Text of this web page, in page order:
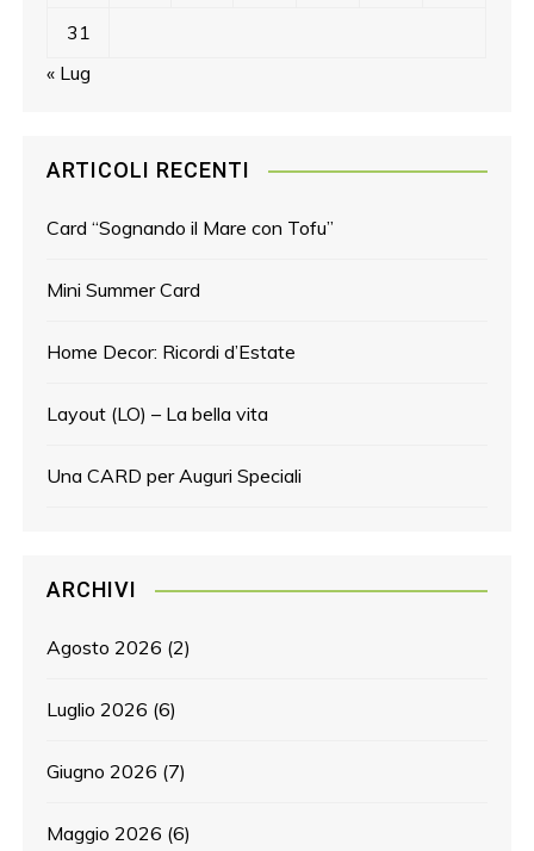
31
« Lug
ARTICOLI RECENTI
Card “Sognando il Mare con Tofu”
Mini Summer Card
Home Decor: Ricordi d’Estate
Layout (LO) – La bella vita
Una CARD per Auguri Speciali
ARCHIVI
Agosto 2026 (2)
Luglio 2026 (6)
Giugno 2026 (7)
Maggio 2026 (6)